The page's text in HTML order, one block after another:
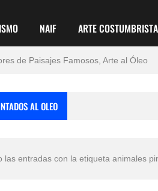
NAIF ARTE COSTUMBRISTA
y Flores Para Colorear Imágenes
de Paisajes Famosos, Arte al Óleo
AL OLEO
las entradas con la etiqueta animales